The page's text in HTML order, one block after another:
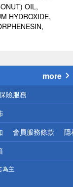
OIL,
HYDROXIDE,
more
險服務
會員服務條款 隱
為主